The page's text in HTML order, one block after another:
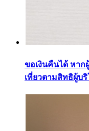
ขอเงินคืนได้ หาก
เที่ยวตามสิทธิผู้บ